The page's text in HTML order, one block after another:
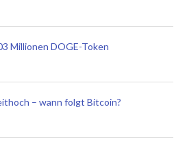
Millionen DOGE-Token
– wann folgt Bitcoin?